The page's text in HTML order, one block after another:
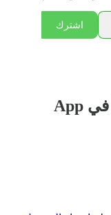
اشترك
تابع قراءة هذا المنشور مجانًا في App